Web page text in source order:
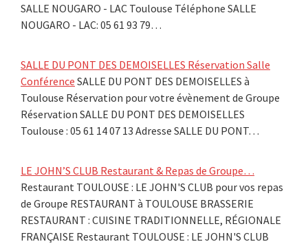
SALLE NOUGARO - LAC Toulouse Téléphone SALLE
NOUGARO - LAC: 05 61 93 79…
SALLE DU PONT DES DEMOISELLES Réservation Salle
Conférence SALLE DU PONT DES DEMOISELLES à
Toulouse Réservation pour votre évènement de Groupe
Réservation SALLE DU PONT DES DEMOISELLES
Toulouse : 05 61 14 07 13 Adresse SALLE DU PONT…
LE JOHN’S CLUB Restaurant & Repas de Groupe…
Restaurant TOULOUSE : LE JOHN'S CLUB pour vos repas
de Groupe RESTAURANT à TOULOUSE BRASSERIE
RESTAURANT : CUISINE TRADITIONNELLE, RÉGIONALE
FRANÇAISE Restaurant TOULOUSE : LE JOHN'S CLUB